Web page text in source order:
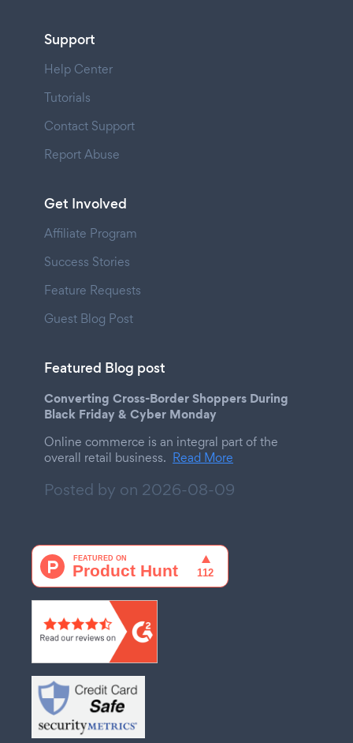
Support
Help Center
Tutorials
Contact Support
Report Abuse
Get Involved
Affiliate Program
Success Stories
Feature Requests
Guest Blog Post
Featured Blog post
Converting Cross-Border Shoppers During
Black Friday & Cyber Monday
Online commerce is an integral part of the
overall retail business. Read More
Posted by on 2026-08-09